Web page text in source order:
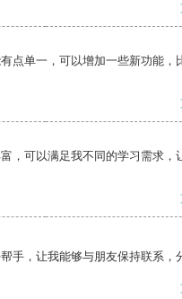
点单一，可以增加一些新功能，
，可以满足我不同的学习需求，
手，让我能够与朋友保持联系，